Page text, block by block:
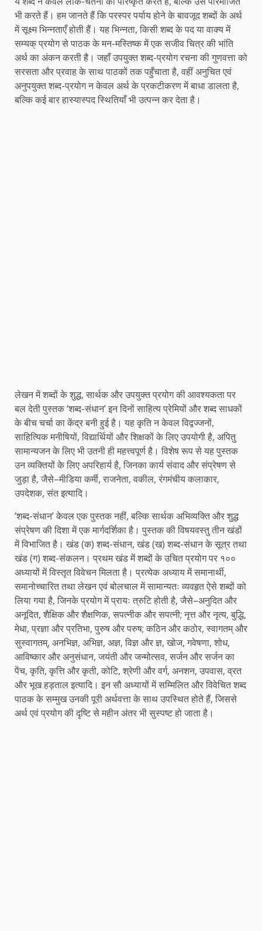
भी करते हैं। हम जानते हैं कि परस्पर पर्याय होने के बावजूद शब्दों के अर्थ
में सूक्ष्म भिन्नताएँ होती हैं। यह भिन्नता, किसी शब्द के पद या वाक्य में
सम्यक् प्रयोग से पाठक के मन-मस्तिष्क में एक सजीव चित्र की भांति
अर्थ का अंकन करती है। जहाँ उपयुक्त शब्द-प्रयोग रचना की गुणवत्ता को
सरसता और प्रवाह के साथ पाठकों तक पहुँचाता है, वहीं अनुचित एवं
अनुपयुक्त शब्द-प्रयोग न केवल अर्थ के प्रकटीकरण में बाधा डालता है,
बल्कि कई बार हास्यास्पद स्थितियाँ भी उत्पन्न कर देता है।
लेखन में शब्दों के शुद्ध, सार्थक और उपयुक्त प्रयोग की आवश्यकता पर
बल देती पुस्तक ‘शब्द-संधान’ इन दिनों साहित्य प्रेमियों और शब्द साधकों
के बीच चर्चा का केंद्र बनी हुई है। यह कृति न केवल विद्वज्जनों,
साहित्यिक मनीषियों, विद्यार्थियों और शिक्षकों के लिए उपयोगी है, अपितु
सामान्यजन के लिए भी उतनी ही महत्त्वपूर्ण है। विशेष रूप से यह पुस्तक
उन व्यक्तियों के लिए अपरिहार्य है, जिनका कार्य संवाद और संप्रेषण से
जुड़ा है, जैसे–मीडिया कर्मी, राजनेता, वकील, रंगमंचीय कलाकार,
उपदेशक, संत इत्यादि।
‘शब्द-संधान’ केवल एक पुस्तक नहीं, बल्कि सार्थक अभिव्यक्ति और शुद्ध
संप्रेषण की दिशा में एक मार्गदर्शिका है। पुस्तक की विषयवस्तु तीन खंडों
में विभाजित है। खंड (क) शब्द-संधान, खंड (ख) शब्द-संधान के सूत्र तथा
खंड (ग) शब्द-संकलन। प्रथम खंड में शब्दों के उचित प्रयोग पर १००
अध्यायों में विस्तृत विवेचन मिलता है। प्रत्येक अध्याय में समानार्थी,
समानोच्चारित तथा लेखन एवं बोलचाल में सामान्यतः व्यवहृत ऐसे शब्दों को
लिया गया है, जिनके प्रयोग में प्रायः त्रुटि होती है, जैसे–अनुदित और
अनूदित, शैक्षिक और शैक्षणिक, सपत्नीक और सपत्नी; नृत्त और नृत्य, बुद्धि,
मेधा, प्रज्ञा और प्रतिभा, पुरुष और परुष; कठिन और कठोर, स्वागतम् और
सुस्वागतम्, अनभिज्ञ, अभिज्ञ, अज्ञ, विज्ञ और ज्ञ, खोज, गवेषणा, शोध,
आविष्कार और अनुसंधान, जयंती और जन्मोत्सव, सर्जन और सर्जन का
पेंच, कृति, कृत्ति और कृती, कोटि, श्रेणी और वर्ग, अनशन, उपवास, व्रत
और भूख हड़ताल इत्यादि। इन सौ अध्यायों में सम्मिलित और विवेचित शब्द
पाठक के सम्मुख उनकी पूरी अर्थवत्ता के साथ उपस्थित होते हैं, जिससे
अर्थ एवं प्रयोग की दृष्टि से महीन अंतर भी सुस्पष्ट हो जाता है।